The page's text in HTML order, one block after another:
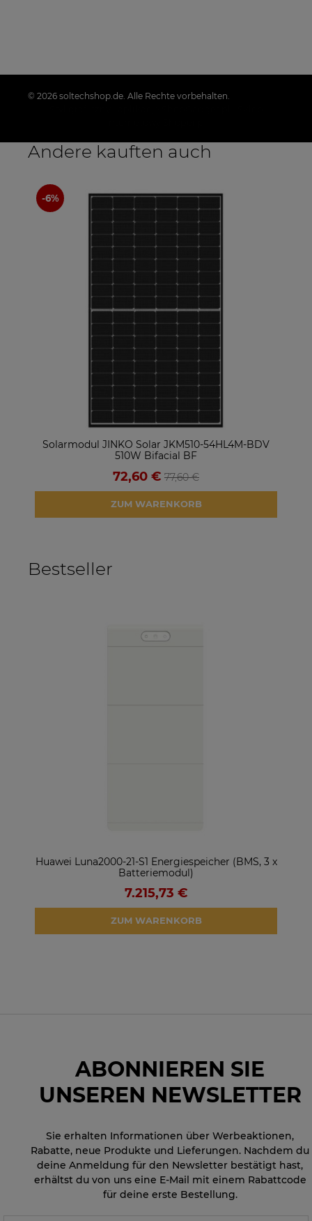
© 2026 soltechshop.de. Alle Rechte vorbehalten.
Andere kauften auch
Solarmodul JINKO Solar JKM510-54HL4M-BDV
510W Bifacial BF
72,60 € 77,60 €
ZUM WARENKORB
Bestseller
Huawei Luna2000-21-S1 Energiespeicher (BMS, 3 x
Batteriemodul)
7.215,73 €
ZUM WARENKORB
ABONNIEREN SIE
UNSEREN NEWSLETTER
Sie erhalten Informationen über Werbeaktionen,
Rabatte, neue Produkte und Lieferungen. Nachdem du
deine Anmeldung für den Newsletter bestätigt hast,
erhältst du von uns eine E-Mail mit einem Rabattcode
für deine erste Bestellung.